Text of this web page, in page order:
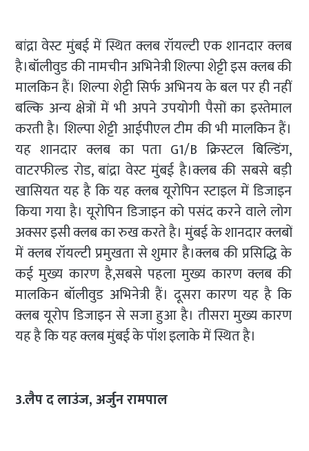
बांद्रा वेस्ट मुंबई में स्थित क्लब रॉयल्टी एक शानदार क्लब
है।बॉलीवुड की नामचीन अभिनेत्री शिल्पा शेट्टी इस क्लब की
मालकिन हैं। शिल्पा शेट्टी सिर्फ अभिनय के बल पर ही नहीं
बल्कि अन्य क्षेत्रों में भी अपने उपयोगी पैसों का इस्तेमाल
करती है। शिल्पा शेट्टी आईपीएल टीम की भी मालकिन हैं।
यह शानदार क्लब का पता G1/B क्रिस्टल बिल्डिंग,
वाटरफील्ड रोड, बांद्रा वेस्ट मुंबई है।क्लब की सबसे बड़ी
खासियत यह है कि यह क्लब यूरोपिन स्टाइल में डिजाइन
किया गया है। यूरोपिन डिजाइन को पसंद करने वाले लोग
अक्सर इसी क्लब का रुख करते है। मुंबई के शानदार क्लबों
में क्लब रॉयल्टी प्रमुखता से शुमार है।क्लब की प्रसिद्धि के
कई मुख्य कारण है,सबसे पहला मुख्य कारण क्लब की
मालकिन बॉलीवुड अभिनेत्री हैं। दूसरा कारण यह है कि
क्लब यूरोप डिजाइन से सजा हुआ है। तीसरा मुख्य कारण
यह है कि यह क्लब मुंबई के पॉश इलाके में स्थित है।
3.लैप द लाउंज, अर्जुन रामपाल